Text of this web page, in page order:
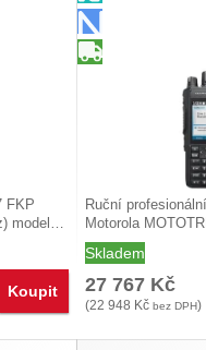
VHF, BT, WiFi, GNSS'
FKP
model…
'Motorola MOTOTRBO™
Koupit
Ruční
Motorola
Skladem
27 767 Kč
(22 948 Kč bez DPH)